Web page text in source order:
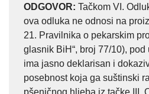
ODGOVOR: Tačkom VI.
ova odluka ne odnosi na
21. Pravilnika o pekarskim
glasnik BiH“, broj 77/10),
ima jasno deklarisan i
posebnost koja ga suštinski
pšeničnog hljeba iz tačke III.